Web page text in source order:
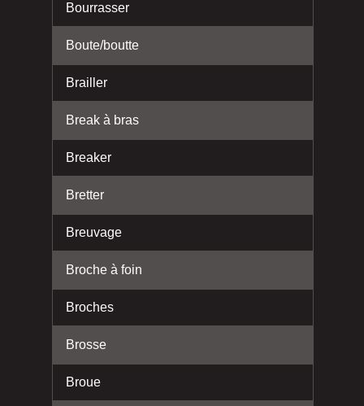
Bourrasser
Boute/boutte
Brailler
Break à bras
Breaker
Bretter
Breuvage
Broche à foin
Broches
Brosse
Broue